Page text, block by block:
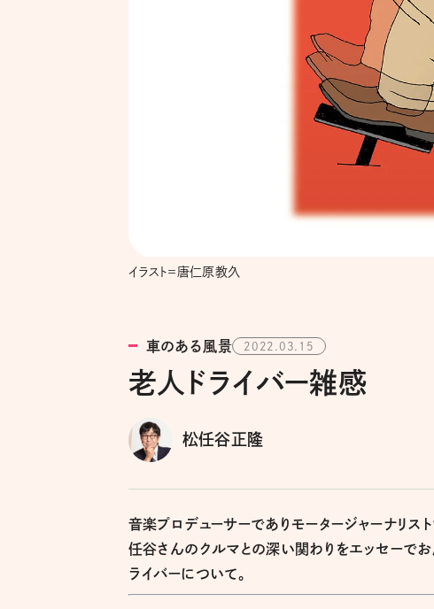
イラスト＝唐仁原教久
車のある風景 2022.03.15
老人ドライバー雑感
松任谷正隆
音楽プロデューサーでありモータージャーナリス
任谷さんのクルマとの深い関わりをエッセーでお
ライバーについて。